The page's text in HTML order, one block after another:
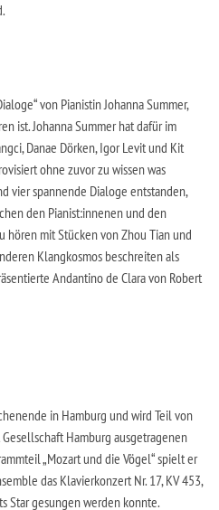
von Pianistin Johanna Summer,
ist. Johanna Summer hat dafür im
Danae Dörken, Igor Levit und Kit
ohne zuvor zu wissen was
vier spannende Dialoge entstanden,
den Pianist:innenen und den
hören mit Stücken von Zhou Tian und
Klangkosmos beschreiten als
Andantino de Clara von Robert
in Hamburg und wird Teil von
Hamburg ausgetragenen
„Mozart und die Vögel“ spielt er
das Klavierkonzert Nr. 17, KV 453,
Star gesungen werden konnte.